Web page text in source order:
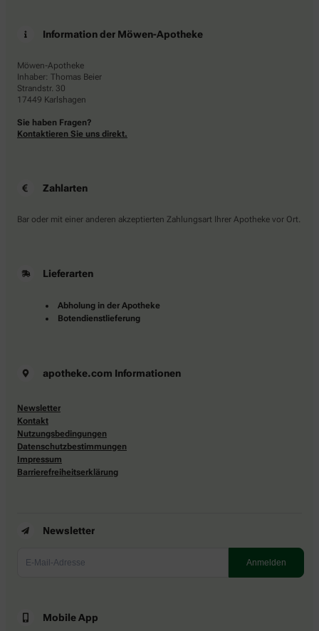
Information der Möwen-Apotheke
Möwen-Apotheke
Inhaber: Thomas Beier
Strandstr. 30
17449 Karlshagen
Sie haben Fragen?
Kontaktieren Sie uns direkt.
Zahlarten
Bar oder mit einer anderen akzeptierten Zahlungsart Ihrer Apotheke vor Ort.
Lieferarten
Abholung in der Apotheke
Botendienstlieferung
apotheke.com Informationen
Newsletter
Kontakt
Nutzungsbedingungen
Datenschutzbestimmungen
Impressum
Barrierefreiheitserklärung
Newsletter
Mobile App